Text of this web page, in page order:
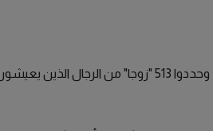
وقام لارموزو وزملاؤه بدراسة الأنساب على نطاق واسع على مدى القرون